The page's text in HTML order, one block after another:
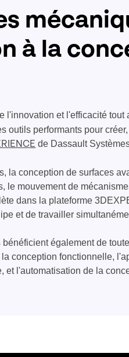
à la
l'innovation et l'efficacité tout
outils performants pour
de Dassault
la conception de surfaces
mouvement de
dans la plateforme
et de travailler
également de
conception fonctionnelle,
l'automatisation de la